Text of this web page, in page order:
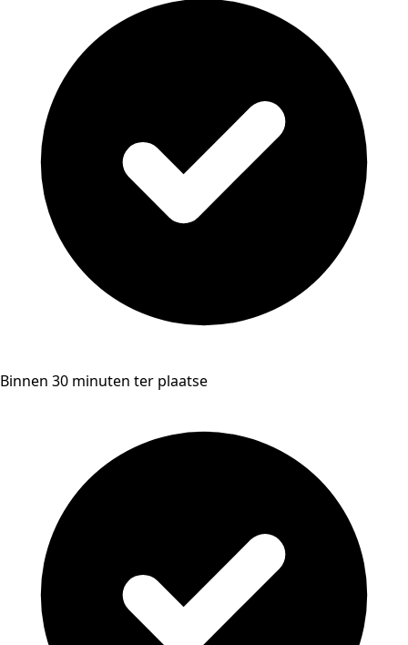
Binnen 30 minuten ter plaatse